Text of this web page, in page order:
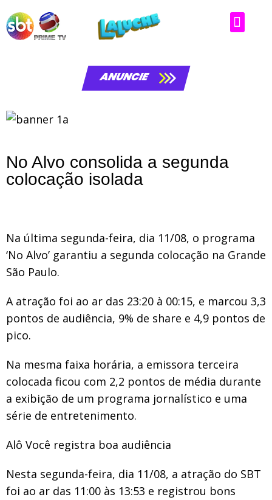
ANUNCIE
No Alvo consolida a segunda
colocação isolada
Na última segunda-feira, dia 11/08, o programa
‘No Alvo’ garantiu a segunda colocação na Grande
São Paulo.
A atração foi ao ar das 23:20 à 00:15, e marcou 3,3
pontos de audiência, 9% de share e 4,9 pontos de
pico.
Na mesma faixa horária, a emissora terceira
colocada ficou com 2,2 pontos de média durante
a exibição de um programa jornalístico e uma
série de entretenimento.
Alô Você registra boa audiência
Nesta segunda-feira, dia 11/08, a atração do SBT
foi ao ar das 11:00 às 13:53 e registrou bons